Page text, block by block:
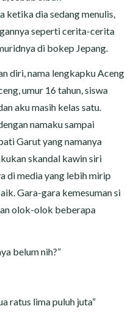
ketika dia sedang menulis,
seperti cerita-cerita
di bokep Jepang.
diri, nama lengkapku Aceng
umur 16 tahun, siswa
aku masih kelas satu.
namaku sampai
Garut yang namanya
skandal kawin siri
di media yang lebih mirip
Gara-gara kemesuman si
olok-olok beberapa
belum nih?”
ratus lima puluh juta”